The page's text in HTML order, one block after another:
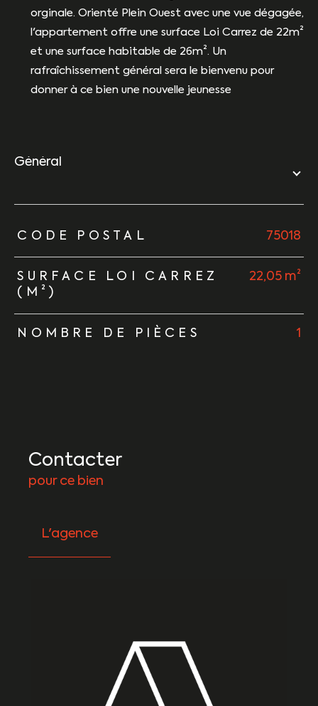
orginale. Orienté Plein Ouest avec une vue dégagée,
l'appartement offre une surface Loi Carrez de 22m²
et une surface habitable de 26m². Un
rafraîchissement général sera le bienvenu pour
donner à ce bien une nouvelle jeunesse
général
TRAD_ZEPHYR_Caracteristique TRAD_ZEPHYR_Valeurs
CODE POSTAL 75018
SURFACE LOI CARREZ
(M²)
22,05 m²
NOMBRE DE PIÈCES 1
Contacter
pour ce bien
L'agence